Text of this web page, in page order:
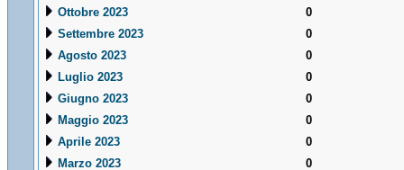
Ottobre 2023
0
Settembre 2023
0
Agosto 2023
0
Luglio 2023
0
Giugno 2023
0
Maggio 2023
0
Aprile 2023
0
Marzo 2023
0